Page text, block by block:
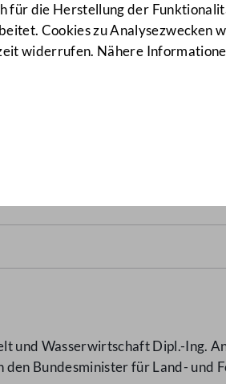
für die Herstellung der
Cookies zu Analysezwecken
widerrufen. Nähere
und Wasserwirtschaft Dipl.-Ing.
Bundesminister für Land- und